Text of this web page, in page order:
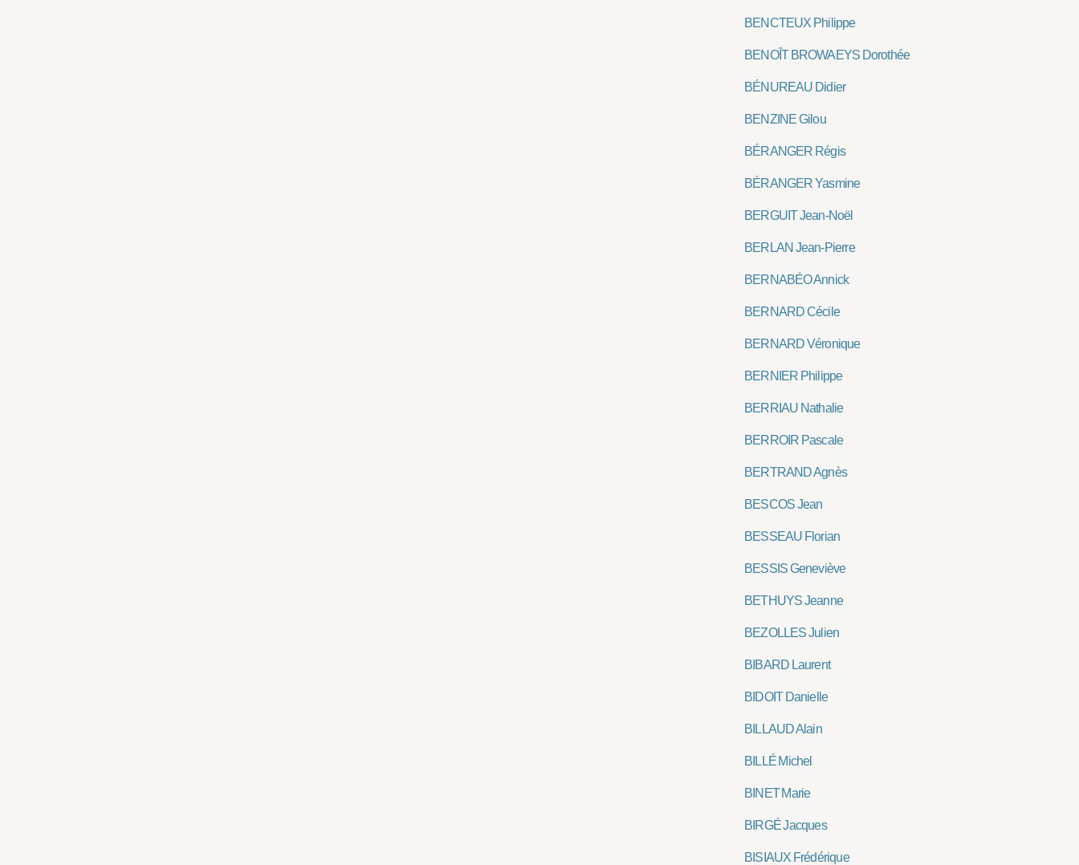
BENCTEUX Philippe
BENOÎT BROWAEYS Dorothée
BÉNUREAU Didier
BENZINE Gilou
BÉRANGER Régis
BÉRANGER Yasmine
BERGUIT Jean-Noël
BERLAN Jean-Pierre
BERNABÉO Annick
BERNARD Cécile
BERNARD Véronique
BERNIER Philippe
BERRIAU Nathalie
BERROIR Pascale
BERTRAND Agnès
BESCOS Jean
BESSEAU Florian
BESSIS Geneviève
BETHUYS Jeanne
BEZOLLES Julien
BIBARD Laurent
BIDOIT Danielle
BILLAUD Alain
BILLÉ Michel
BINET Marie
BIRGÉ Jacques
BISIAUX Frédérique